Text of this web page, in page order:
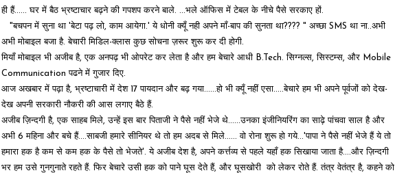
ही हैं...... घर में बैठ भ्रष्टाचार बढ़ने की गपशप करने बाले. ...भले ऑफिस में टेबल के नीचे पैसे सरकाए हों.
"बचपन में सुना था 'बेटा पढ़ लो, काम आयेगा.' ये धोनी क्यूँ नही अपने माँ-बाप की सुनता था???? " अच्छा SMS था ना..अभी
अभी मोबाइल बजा है. बेचारी मिडिल-क्लास कुछ सोचना ज़रूर शुरू कर दी होगी.
मियाँ मोबाइल भी अजीब है, एक अनपढ़ भी ओपरेट कर लेता है और हम बेचारे आधी B.Tech. सिग्नल्स, सिस्टम्स, और Mobile
Communication पढने में गुजार दिए.
आज अखबार में पढ़ा है, भ्रष्टाचारी में देश 17 पायदान और बढ़ गया......हो भी क्यूँ नहीं एसा.....बेचारे हम भी अपने पूर्वजों को देख-
देख अपनी सरकारी नौकरी की आस लगाए बैठे हैं.
अजीब ज़िन्दगी है, एक साहब मिले, उन्हें इस बार पिताजी ने पैसे नहीं भेजे थे......उनका इंजीनियरिंग का साढ़े पांचवा साल है और
अभी 6 महिना और बचे हैं....साबजी हमारे सीनियर थे तो हम अदब से मिले...... वो रोना शुरू हो गये...'पापा ने पैसे नहीं भेजे हैं ये तो
हमारा हक है कम से कम हक के पैसे तो भेजते'. ये अजीब देश है, अपने कर्त्तव्य से पहले यहाँ हक सिखाया जाता है....और ज़िन्दगी
भर हम उसे गुनगुनाते रहते हैं. फिर बेचारे उसी हक को पाने घूस देते हैं, और घूसखोरी को लेकर रोते हैं. तंत्र वेतंत्र है, कहने को